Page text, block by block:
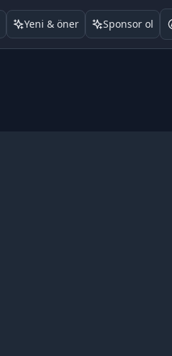
Yeni & öner Sponsor ol